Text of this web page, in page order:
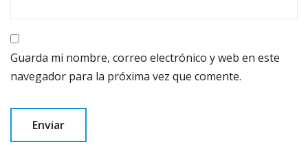
Guarda mi nombre, correo electrónico y web en este
navegador para la próxima vez que comente.